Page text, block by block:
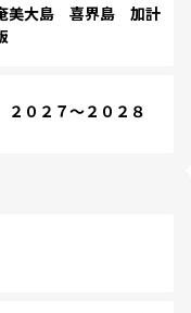
美大島 喜界島 加計
０２７～２０２８